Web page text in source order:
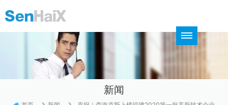
新闻